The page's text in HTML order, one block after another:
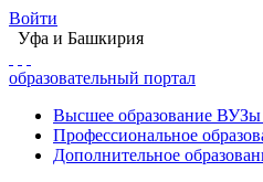
Войти
Уфа и Башкирия
образовательный портал
Высшее образование ВУЗы
Профессиональное
Дополнительное